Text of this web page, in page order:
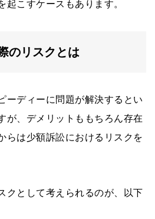
起こすケースもあります。
のリスクとは
ーディーに問題が解決するとい
が、デメリットももちろん存在
らは少額訴訟におけるリスクを
クとして考えられるのが、以下